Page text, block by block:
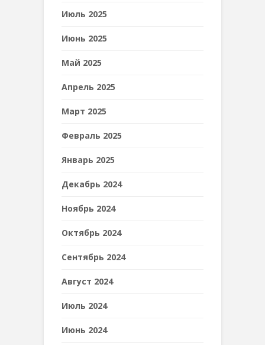
Июль 2025
Июнь 2025
Май 2025
Апрель 2025
Март 2025
Февраль 2025
Январь 2025
Декабрь 2024
Ноябрь 2024
Октябрь 2024
Сентябрь 2024
Август 2024
Июль 2024
Июнь 2024